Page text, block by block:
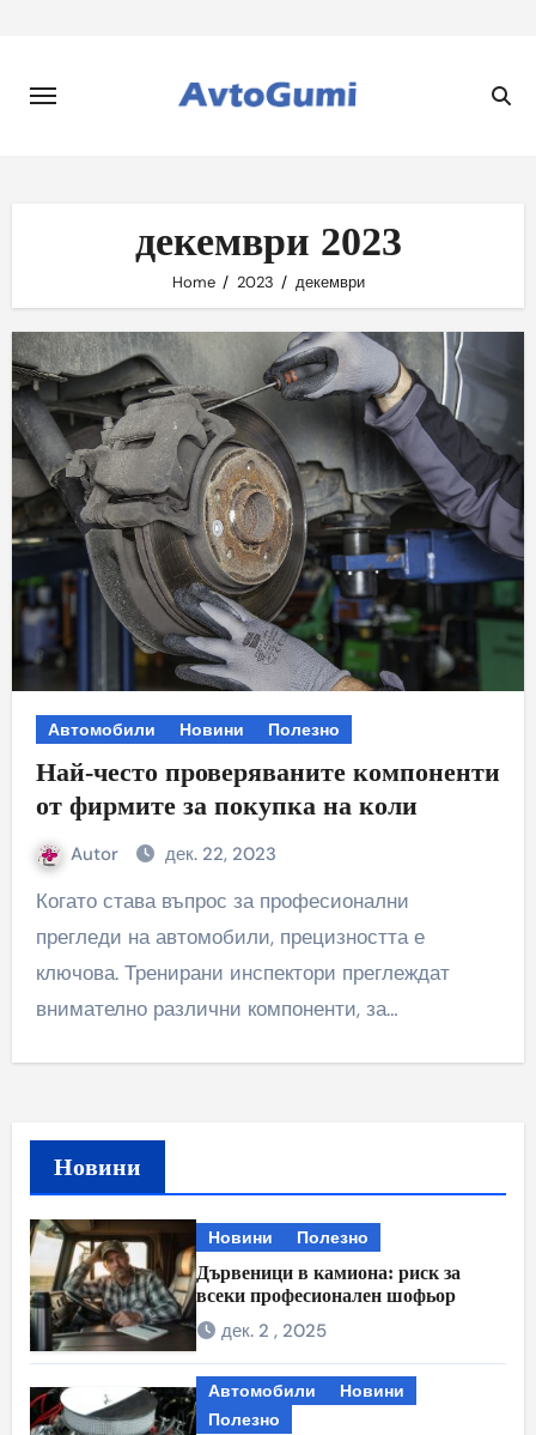
content
декември 2023
Home 2023 декември
Автомобили Новини Полезно
Най-често проверяваните компоненти
от фирмите за покупка на коли
Autor дек. 22, 2023
Когато става въпрос за професионални
прегледи на автомобили, прецизността е
ключова. Тренирани инспектори преглеждат
внимателно различни компоненти, за…
Новини
Новини Полезно
Дървеници в камиона: риск за
всеки професионален шофьор
дек. 2 , 2025
Автомобили
Новини
Полезно